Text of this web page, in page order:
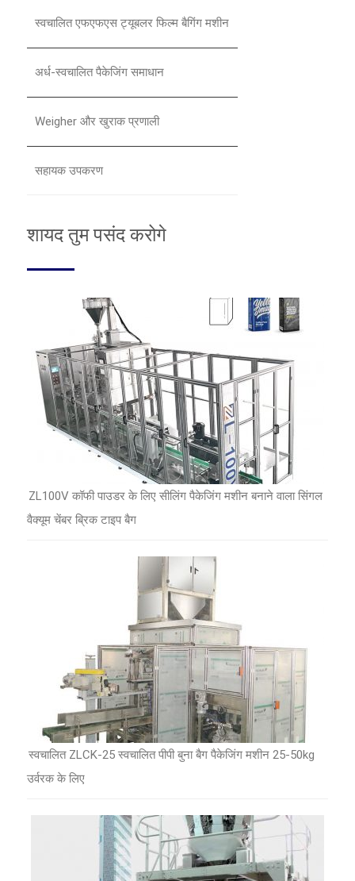
स्वचालित एफएफएस ट्यूबलर फिल्म बैगिंग मशीन
अर्ध-स्वचालित पैकेजिंग समाधान
Weigher और खुराक प्रणाली
सहायक उपकरण
शायद तुम पसंद करोगे
ZL100V कॉफी पाउडर के लिए सीलिंग पैकेजिंग मशीन बनाने वाला सिंगल
वैक्यूम चेंबर ब्रिक टाइप बैग
स्वचालित ZLCK-25 स्वचालित पीपी बुना बैग पैकेजिंग मशीन 25-50kg
उर्वरक के लिए